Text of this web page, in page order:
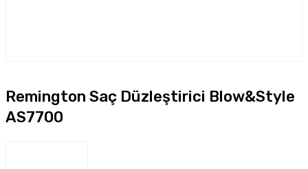
Remington Saç Düzleştirici Blow&Style
AS7700